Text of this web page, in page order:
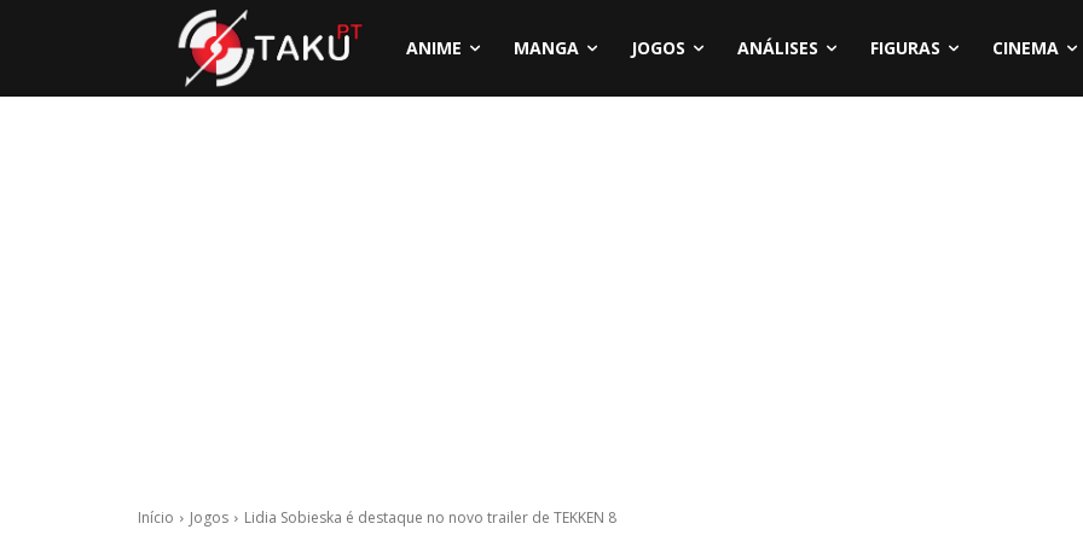
ANIME MANGA JOGOS ANÁLISES FIGURAS CINEMA
Início Jogos Lidia Sobieska é destaque no novo trailer de TEKKEN 8